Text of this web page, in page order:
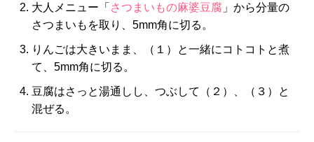
大人メニュー「 さつまいもの麻婆豆腐 」から分量の
さつまいもを取り、5mm角に切る。
りんごは大きいまま、（１）と一緒にコトコトと煮
て、5mm角に切る。
豆腐はさっと湯通しし、つぶして（２）、（３）と
混ぜる。